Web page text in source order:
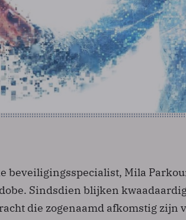
beveiligingsspecialist, Mila
Sindsdien blijken
die zogenaamd afkomstig zijn